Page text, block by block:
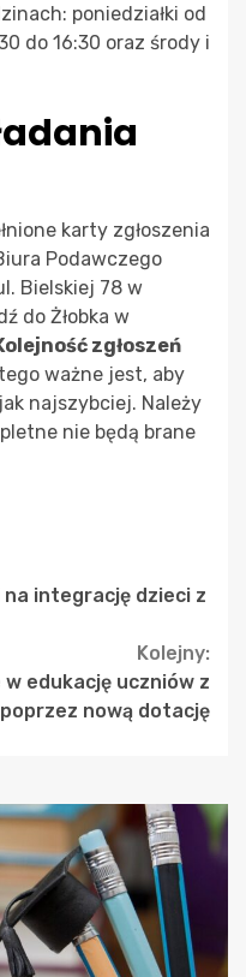
poniedziałki od
do 16:30 oraz środy i
karty zgłoszenia
Podawczego
Bielskiej 78 w
do Żłobka w
zgłoszeń
ważne jest, aby
najszybciej. Należy
nie będą brane
integrację dzieci z
Kolejny:
edukację uczniów z
nową dotację